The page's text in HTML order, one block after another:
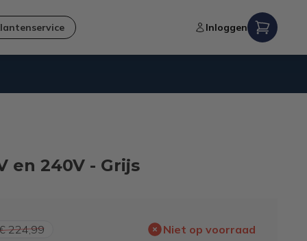
Inloggen
en 240V - Grijs
224,99 Niet op voorraad